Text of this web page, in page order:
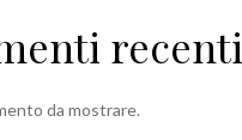
recenti
da mostrare.